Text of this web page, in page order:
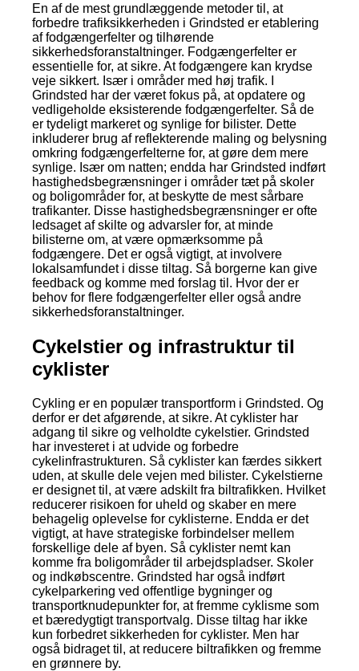
En af de mest grundlæggende metoder til, at
forbedre trafiksikkerheden i Grindsted er etablering
af fodgængerfelter og tilhørende
sikkerhedsforanstaltninger. Fodgængerfelter er
essentielle for, at sikre. At fodgængere kan krydse
veje sikkert. Især i områder med høj trafik. I
Grindsted har der været fokus på, at opdatere og
vedligeholde eksisterende fodgængerfelter. Så de
er tydeligt markeret og synlige for bilister. Dette
inkluderer brug af reflekterende maling og belysning
omkring fodgængerfelterne for, at gøre dem mere
synlige. Især om natten; endda har Grindsted indført
hastighedsbegrænsninger i områder tæt på skoler
og boligområder for, at beskytte de mest sårbare
trafikanter. Disse hastighedsbegrænsninger er ofte
ledsaget af skilte og advarsler for, at minde
bilisterne om, at være opmærksomme på
fodgængere. Det er også vigtigt, at involvere
lokalsamfundet i disse tiltag. Så borgerne kan give
feedback og komme med forslag til. Hvor der er
behov for flere fodgængerfelter eller også andre
sikkerhedsforanstaltninger.
Cykelstier og infrastruktur til
cyklister
Cykling er en populær transportform i Grindsted. Og
derfor er det afgørende, at sikre. At cyklister har
adgang til sikre og velholdte cykelstier. Grindsted
har investeret i at udvide og forbedre
cykelinfrastrukturen. Så cyklister kan færdes sikkert
uden, at skulle dele vejen med bilister. Cykelstierne
er designet til, at være adskilt fra biltrafikken. Hvilket
reducerer risikoen for uheld og skaber en mere
behagelig oplevelse for cyklisterne. Endda er det
vigtigt, at have strategiske forbindelser mellem
forskellige dele af byen. Så cyklister nemt kan
komme fra boligområder til arbejdspladser. Skoler
og indkøbscentre. Grindsted har også indført
cykelparkering ved offentlige bygninger og
transportknudepunkter for, at fremme cyklisme som
et bæredygtigt transportvalg. Disse tiltag har ikke
kun forbedret sikkerheden for cyklister. Men har
også bidraget til, at reducere biltrafikken og fremme
en grønnere by.